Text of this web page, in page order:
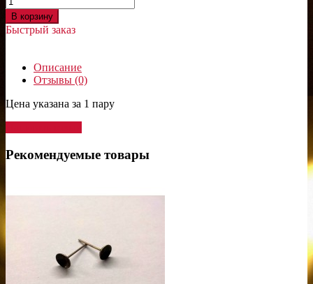
В корзину
Быстрый заказ
Описание
Отзывы (0)
Цена указана за 1 пару
Рекомендуемые товары